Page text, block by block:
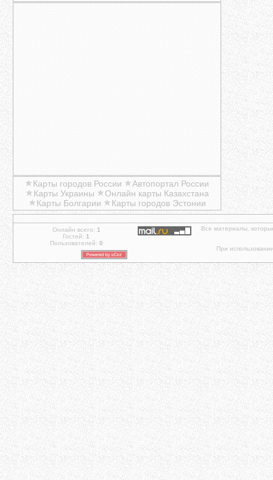
Карты городов России
Автопортал России
Карты Украины
Онлайн карты Казахстана
Карты Болгарии
Карты городов Эстонии
Онлайн всего: 1
Гостей: 1
Пользователей: 0
Все материалы,
При